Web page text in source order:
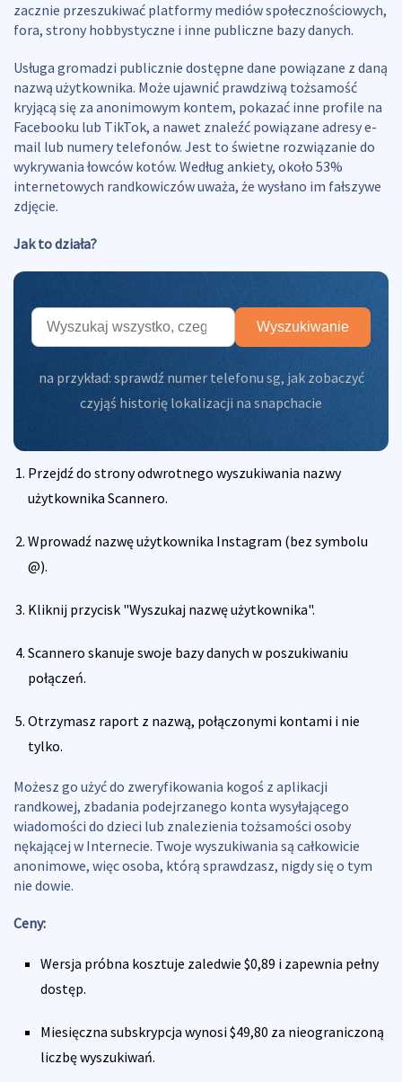
zacznie przeszukiwać platformy mediów społecznościowych,
fora, strony hobbystyczne i inne publiczne bazy danych.
Usługa gromadzi publicznie dostępne dane powiązane z daną
nazwą użytkownika. Może ujawnić prawdziwą tożsamość
kryjącą się za anonimowym kontem, pokazać inne profile na
Facebooku lub TikTok, a nawet znaleźć powiązane adresy e-
mail lub numery telefonów. Jest to świetne rozwiązanie do
wykrywania łowców kotów. Według ankiety, około 53%
internetowych randkowiczów uważa, że wysłano im fałszywe
zdjęcie.
Jak to działa?
Wyszukiwanie
na przykład: sprawdź numer telefonu sg, jak zobaczyć
czyjąś historię lokalizacji na snapchacie
Przejdź do strony odwrotnego wyszukiwania nazwy
użytkownika Scannero.
Wprowadź nazwę użytkownika Instagram (bez symbolu
@).
Kliknij przycisk "Wyszukaj nazwę użytkownika".
Scannero skanuje swoje bazy danych w poszukiwaniu
połączeń.
Otrzymasz raport z nazwą, połączonymi kontami i nie
tylko.
Możesz go użyć do zweryfikowania kogoś z aplikacji
randkowej, zbadania podejrzanego konta wysyłającego
wiadomości do dzieci lub znalezienia tożsamości osoby
nękającej w Internecie. Twoje wyszukiwania są całkowicie
anonimowe, więc osoba, którą sprawdzasz, nigdy się o tym
nie dowie.
Ceny:
Wersja próbna kosztuje zaledwie $0,89 i zapewnia pełny
dostęp.
Miesięczna subskrypcja wynosi $49,80 za nieograniczoną
liczbę wyszukiwań.